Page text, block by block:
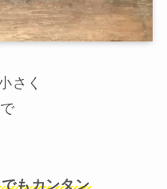
さく
もカンタン